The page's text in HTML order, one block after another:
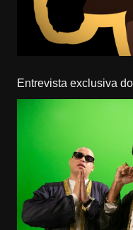
Entrevista exclusiva